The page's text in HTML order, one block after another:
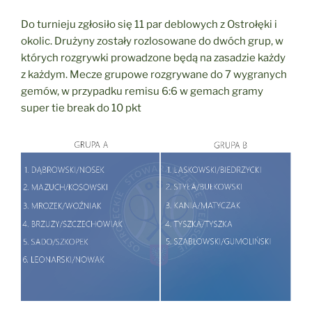
Do turnieju zgłosiło się 11 par deblowych z Ostrołęki i
okolic. Drużyny zostały rozlosowane do dwóch grup, w
których rozgrywki prowadzone będą na zasadzie każdy
z każdym. Mecze grupowe rozgrywane do 7 wygranych
gemów, w przypadku remisu 6:6 w gemach gramy
super tie break do 10 pkt